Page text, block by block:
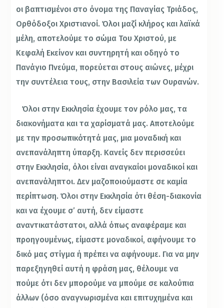
οι βαπτισμένοι στο όνομα της Παναγίας Τριάδος,
Ορθόδοξοι Χριστιανοί. Όλοι μαζί κλήρος και λαϊκά
μέλη, αποτελούμε το σώμα Του Χριστού, με
Κεφαλή Εκείνον και συντηρητή και οδηγό το
Πανάγιο Πνεύμα, πορεύεται στους αιώνες, μέχρι
την συντέλεια τους, στην Βασιλεία των Ουρανών.
Όλοι στην Εκκλησία έχουμε τον ρόλο μας, τα
διακονήματα και τα χαρίσματά μας. Αποτελούμε
με την προσωπικότητά μας, μια μοναδική και
ανεπανάληπτη ύπαρξη. Κανείς δεν περισσεύει
στην Εκκλησία, όλοι είναι αναγκαίοι μοναδικοί και
ανεπανάληπτοι. Δεν μαζοποιούμαστε σε καμία
περίπτωση. Όλοι στην Εκκλησία ότι θέση-διακονία
και να έχουμε σ’ αυτή, δεν είμαστε
αναντικατάστατοι, αλλά όπως αναφέραμε και
προηγουμένως, είμαστε μοναδικοί, αφήνουμε το
δικό μας στίγμα ή πρέπει να αφήνουμε. Για να μην
παρεξηγηθεί αυτή η φράση μας, θέλουμε να
πούμε ότι δεν μπορούμε να μπούμε σε καλούπια
άλλων (όσο αναγνωρισμένα και επιτυχημένα και